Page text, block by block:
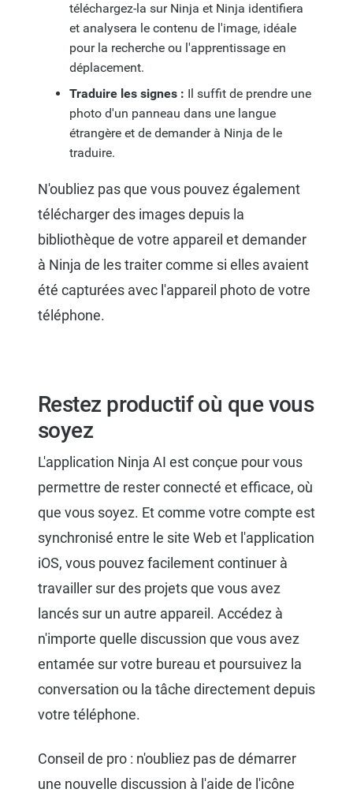
téléchargez-la sur Ninja et Ninja identifiera
et analysera le contenu de l'image, idéale
pour la recherche ou l'apprentissage en
déplacement.
Traduire les signes : Il suffit de prendre une
photo d'un panneau dans une langue
étrangère et de demander à Ninja de le
traduire.
N'oubliez pas que vous pouvez également
télécharger des images depuis la
bibliothèque de votre appareil et demander
à Ninja de les traiter comme si elles avaient
été capturées avec l'appareil photo de votre
téléphone.
Restez productif où que vous
soyez
L'application Ninja AI est conçue pour vous
permettre de rester connecté et efficace, où
que vous soyez. Et comme votre compte est
synchronisé entre le site Web et l'application
iOS, vous pouvez facilement continuer à
travailler sur des projets que vous avez
lancés sur un autre appareil. Accédez à
n'importe quelle discussion que vous avez
entamée sur votre bureau et poursuivez la
conversation ou la tâche directement depuis
votre téléphone.
Conseil de pro : n'oubliez pas de démarrer
une nouvelle discussion à l'aide de l'icône